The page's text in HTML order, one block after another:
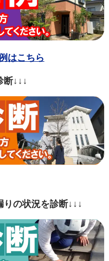
はこちら
断↓↓↓
の状況を診断↓↓↓